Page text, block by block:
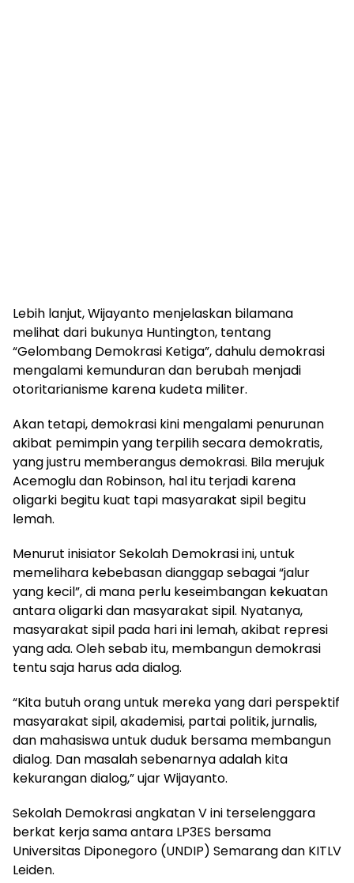
Lebih lanjut, Wijayanto menjelaskan bilamana
melihat dari bukunya Huntington, tentang
“Gelombang Demokrasi Ketiga”, dahulu demokrasi
mengalami kemunduran dan berubah menjadi
otoritarianisme karena kudeta militer.
Akan tetapi, demokrasi kini mengalami penurunan
akibat pemimpin yang terpilih secara demokratis,
yang justru memberangus demokrasi. Bila merujuk
Acemoglu dan Robinson, hal itu terjadi karena
oligarki begitu kuat tapi masyarakat sipil begitu
lemah.
Menurut inisiator Sekolah Demokrasi ini, untuk
memelihara kebebasan dianggap sebagai “jalur
yang kecil”, di mana perlu keseimbangan kekuatan
antara oligarki dan masyarakat sipil. Nyatanya,
masyarakat sipil pada hari ini lemah, akibat represi
yang ada. Oleh sebab itu, membangun demokrasi
tentu saja harus ada dialog.
“Kita butuh orang untuk mereka yang dari perspektif
masyarakat sipil, akademisi, partai politik, jurnalis,
dan mahasiswa untuk duduk bersama membangun
dialog. Dan masalah sebenarnya adalah kita
kekurangan dialog,” ujar Wijayanto.
Sekolah Demokrasi angkatan V ini terselenggara
berkat kerja sama antara LP3ES bersama
Universitas Diponegoro (UNDIP) Semarang dan KITLV
Leiden.